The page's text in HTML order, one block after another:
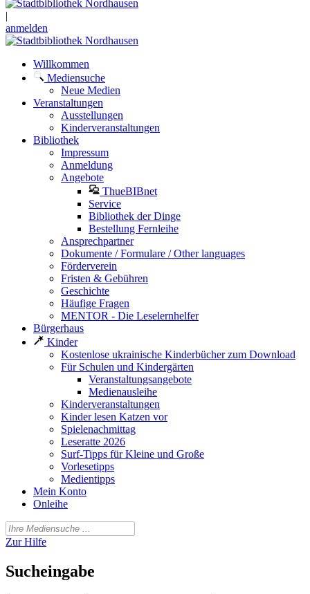
|
anmelden
Willkommen
Mediensuche
Neue Medien
Veranstaltungen
Ausstellungen
Kinderveranstaltungen
Bibliothek
Impressum
Anmeldung
Angebote
ThueBIBnet
Service
Bibliothek der Dinge
Bestellung Fernleihe
Ansprechpartner
Dokumente / Formulare / Other languages
Förderverein
Fristen & Gebühren
Geschichte
Häufige Fragen
MENTOR - Die Leselernhelfer
Bürgerhaus
Kinder
Kostenlose ukrainische Kinderbücher zum Download
Für Schulen und Kindergärten
Veranstaltungsangebote
Medienausleihe
Kinderveranstaltungen
Kinder lesen Katzen vor
Spielenachmittag
Leseratte 2026
Surf-Tipps für Kleine und Große
Vorlesetipps
Medientipps
Mein Konto
Onleihe
Zur Hilfe
Sucheingabe